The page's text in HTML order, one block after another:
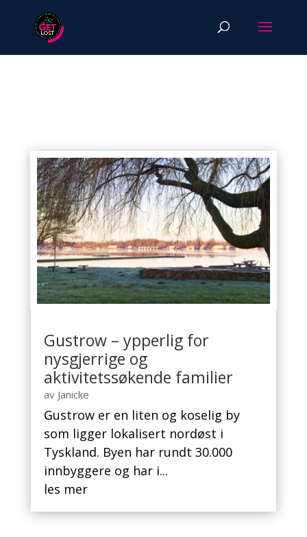
Gustrow – ypperlig for
nysgjerrige og
aktivitetssøkende familier
av Janicke
Gustrow er en liten og koselig by
som ligger lokalisert nordøst i
Tyskland. Byen har rundt 30.000
innbyggere og har i...
les mer